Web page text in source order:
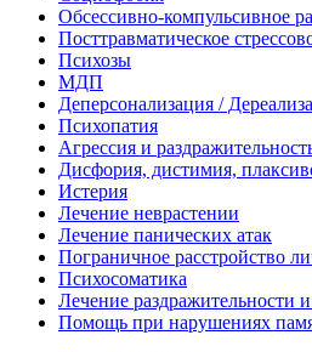
Обсессивно-компульсивное
Посттравматическое
Психозы
МДП
Деперсонализация /
Психопатия
Агрессия и
Дисфория, дистимия,
Истерия
Лечение неврастении
Лечение панических атак
Пограничное расстройство
Психосоматика
Лечение раздражительности
Помощь при нарушениях